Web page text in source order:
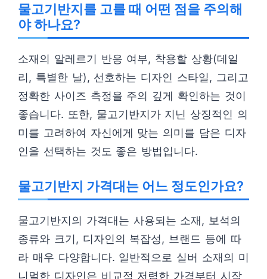
물고기반지를 고를 때 어떤 점을 주의해
야 하나요?
소재의 알레르기 반응 여부, 착용할 상황(데일
리, 특별한 날), 선호하는 디자인 스타일, 그리고
정확한 사이즈 측정을 주의 깊게 확인하는 것이
좋습니다. 또한, 물고기반지가 지닌 상징적인 의
미를 고려하여 자신에게 맞는 의미를 담은 디자
인을 선택하는 것도 좋은 방법입니다.
물고기반지 가격대는 어느 정도인가요?
물고기반지의 가격대는 사용되는 소재, 보석의
종류와 크기, 디자인의 복잡성, 브랜드 등에 따
라 매우 다양합니다. 일반적으로 실버 소재의 미
니멀한 디자인은 비교적 저렴한 가격부터 시작